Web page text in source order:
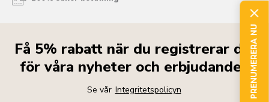
Få 5% rabatt när du registrerar dig
för våra nyheter och erbjudanden
Se vår Integritetspolicyn PRENUMERERA NU